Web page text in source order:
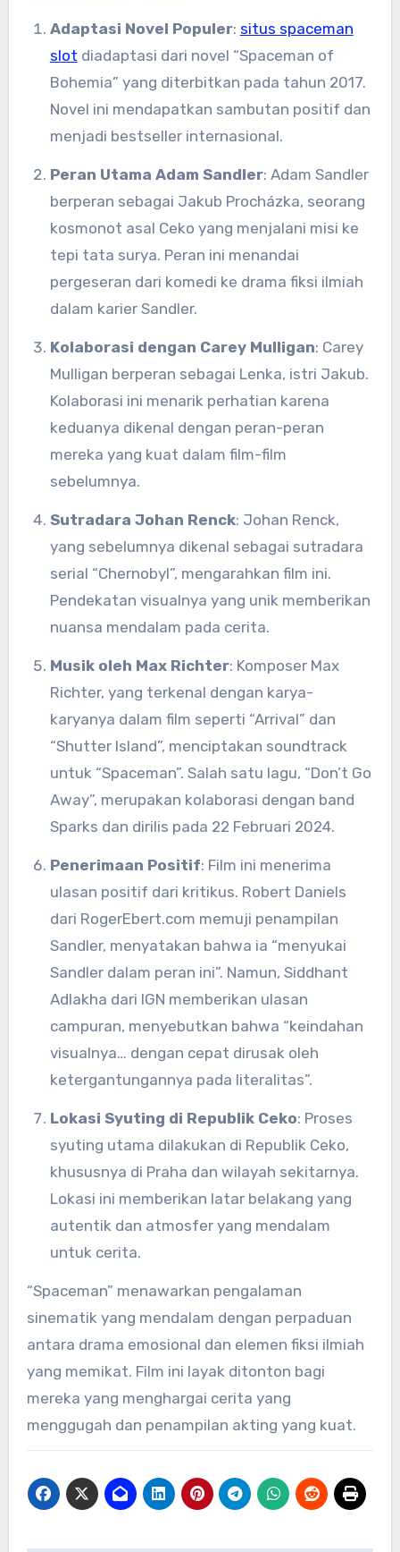
Adaptasi Novel Populer: situs spaceman
slot diadaptasi dari novel “Spaceman of
Bohemia” yang diterbitkan pada tahun 2017.
Novel ini mendapatkan sambutan positif dan
menjadi bestseller internasional.
Peran Utama Adam Sandler: Adam Sandler
berperan sebagai Jakub Procházka, seorang
kosmonot asal Ceko yang menjalani misi ke
tepi tata surya. Peran ini menandai
pergeseran dari komedi ke drama fiksi ilmiah
dalam karier Sandler.
Kolaborasi dengan Carey Mulligan: Carey
Mulligan berperan sebagai Lenka, istri Jakub.
Kolaborasi ini menarik perhatian karena
keduanya dikenal dengan peran-peran
mereka yang kuat dalam film-film
sebelumnya.
Sutradara Johan Renck: Johan Renck,
yang sebelumnya dikenal sebagai sutradara
serial “Chernobyl”, mengarahkan film ini.
Pendekatan visualnya yang unik memberikan
nuansa mendalam pada cerita.
Musik oleh Max Richter: Komposer Max
Richter, yang terkenal dengan karya-
karyanya dalam film seperti “Arrival” dan
“Shutter Island”, menciptakan soundtrack
untuk “Spaceman”. Salah satu lagu, “Don’t Go
Away”, merupakan kolaborasi dengan band
Sparks dan dirilis pada 22 Februari 2024.
Penerimaan Positif: Film ini menerima
ulasan positif dari kritikus. Robert Daniels
dari RogerEbert.com memuji penampilan
Sandler, menyatakan bahwa ia “menyukai
Sandler dalam peran ini”. Namun, Siddhant
Adlakha dari IGN memberikan ulasan
campuran, menyebutkan bahwa “keindahan
visualnya… dengan cepat dirusak oleh
ketergantungannya pada literalitas”.
Lokasi Syuting di Republik Ceko: Proses
syuting utama dilakukan di Republik Ceko,
khususnya di Praha dan wilayah sekitarnya.
Lokasi ini memberikan latar belakang yang
autentik dan atmosfer yang mendalam
untuk cerita.
“Spaceman” menawarkan pengalaman
sinematik yang mendalam dengan perpaduan
antara drama emosional dan elemen fiksi ilmiah
yang memikat. Film ini layak ditonton bagi
mereka yang menghargai cerita yang
menggugah dan penampilan akting yang kuat.